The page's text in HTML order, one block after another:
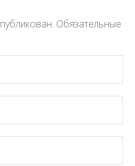
Обязательные